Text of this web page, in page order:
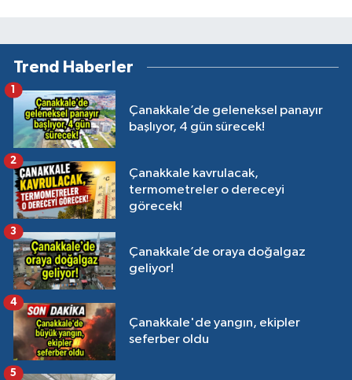
Trend Haberler
Çanakkale’de geleneksel panayır
başlıyor, 4 gün sürecek!
1
Çanakkale kavrulacak,
termometreler o dereceyi
görecek!
2
Çanakkale’de oraya doğalgaz
geliyor!
3
Çanakkale'de yangın, ekipler
seferber oldu
4
5